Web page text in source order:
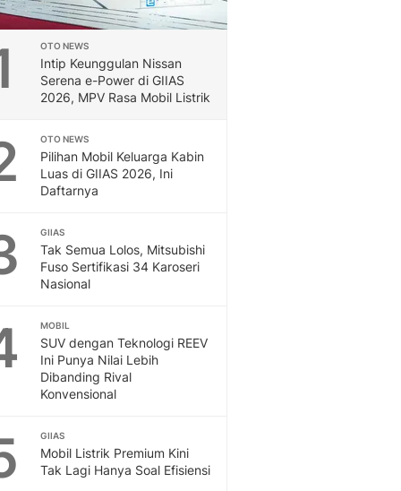
OTO NEWS
Intip Keunggulan Nissan
Serena e-Power di GIIAS
2026, MPV Rasa Mobil Listrik
OTO NEWS
Pilihan Mobil Keluarga Kabin
Luas di GIIAS 2026, Ini
Daftarnya
GIIAS
Tak Semua Lolos, Mitsubishi
Fuso Sertifikasi 34 Karoseri
Nasional
MOBIL
SUV dengan Teknologi REEV
Ini Punya Nilai Lebih
Dibanding Rival
Konvensional
GIIAS
Mobil Listrik Premium Kini
Tak Lagi Hanya Soal Efisiensi